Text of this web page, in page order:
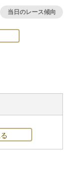
当日のレース傾向